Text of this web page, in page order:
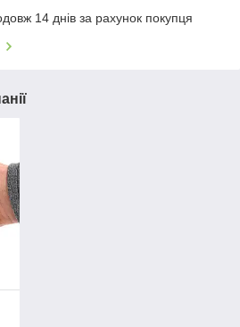
14 днів за рахунок покупця